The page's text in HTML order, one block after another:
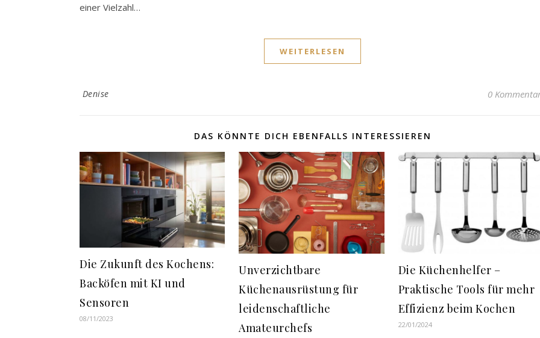
einer Vielzahl…
WEITERLESEN
Denise 0
DAS KÖNNTE DICH EBENFALLS INTERESSIEREN
Die Zukunft des Kochens:
Backöfen mit KI und
Sensoren
08/11/2023
Unverzichtbare
Küchenausrüstung für
leidenschaftliche
Amateurchefs
Die Küchenhelfer –
Praktische Tools für mehr
Effizienz beim Kochen
22/01/2024